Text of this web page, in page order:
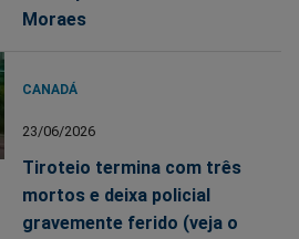
Moraes
CANADÁ
23/06/2026
Tiroteio termina com três
mortos e deixa policial
gravemente ferido (veja o